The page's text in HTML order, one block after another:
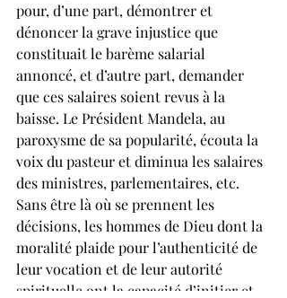
pour, d’une part, démontrer et
dénoncer la grave injustice que
constituait le barème salarial
annoncé, et d’autre part, demander
que ces salaires soient revus à la
baisse. Le Président Mandela, au
paroxysme de sa popularité, écouta la
voix du pasteur et diminua les salaires
des ministres, parlementaires, etc.
Sans être là où se prennent les
décisions, les hommes de Dieu dont la
moralité plaide pour l’authenticité de
leur vocation et de leur autorité
spirituelle ont la capacité d’initier et